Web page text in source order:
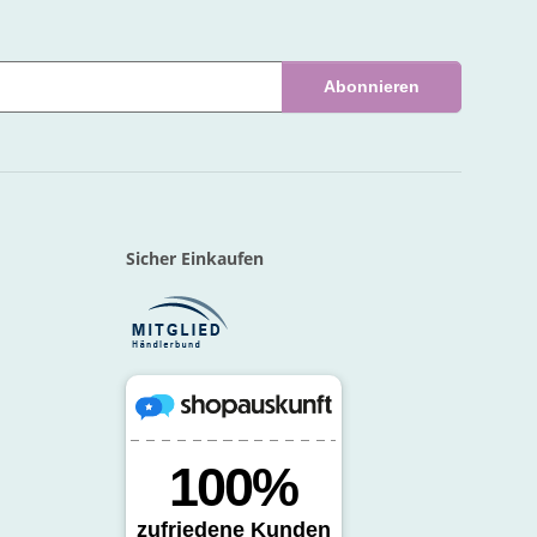
Abonnieren
Sicher Einkaufen